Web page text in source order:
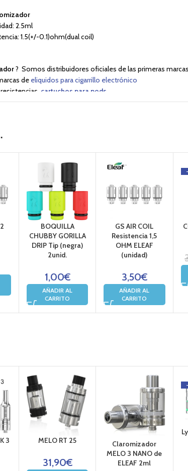
2.5ml
1.5(+/-0.1)ohm(dual coil)
? Somos distribuidores oficiales de las primeras
de eliquidos para cigarrillo electrónico
, resistencias, cartuchos para pods
BOQUILLA
CHUBBY GORILLA
DRIP Tip (negra)
2unid.
1,00€
AÑADIR AL
CARRITO
GS AIR COIL
Resistencia 1,5
OHM ELEAF
(unidad)
3,50€
AÑADIR AL
CARRITO
3
MELO RT 25
31,90€
Claromizador
MELO 3 NANO de
ELEAF 2ml